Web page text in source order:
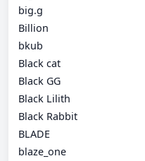
big.g
Billion
bkub
Black cat
Black GG
Black Lilith
Black Rabbit
BLADE
blaze_one